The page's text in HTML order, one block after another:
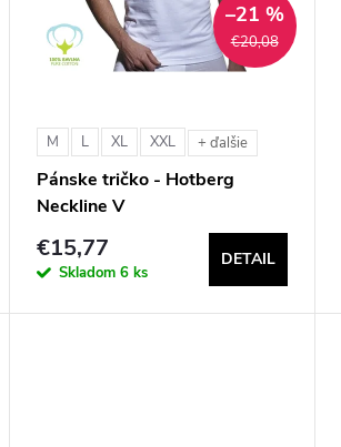
€20,08
–21 %
M L XL XXL + ďalšie
Pánske tričko - Hotberg
Neckline V
€15,77
Skladom6 ks
DETAIL